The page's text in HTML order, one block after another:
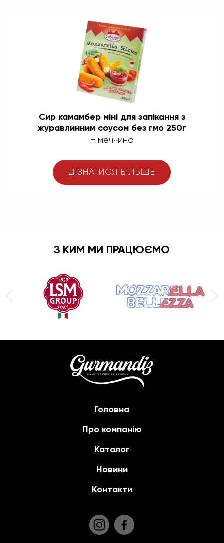
Сир камамбер міні для запікання з
журавлинним соусом без гмо 250г
Німеччина
ДІЗНАТИСЯ БІЛЬШЕ
З КИМ МИ ПРАЦЮЄМО
Головна
Про компанію
Каталог
Новини
Контакти